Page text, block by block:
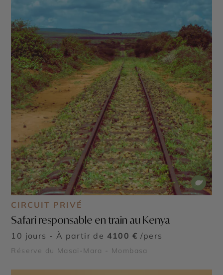
CIRCUIT PRIVÉ
Safari responsable en train au Kenya
10 jours - À partir de 4100 € /pers
Réserve du Masai-Mara - Mombasa